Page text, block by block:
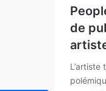
de
L’artiste